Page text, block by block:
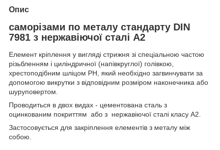
Опис
саморізами по металу стандарту DIN
7981 з нержавіючої сталі А2
Елемент кріплення у вигляді стрижня зі спеціальною частою
різьбленням і циліндричної (напівкруглої) голівкою,
хрестоподібним шліцом РН, який необхідно загвинчувати за
допомогою викрутки з відповідним розміром наконечника або
шуруповертом.
Проводиться в двох видах - цементована сталь з
оцинкованим покриттям або з нержавіючої сталі класу А2.
Застосовується для закріплення елементів з металу між
собою.